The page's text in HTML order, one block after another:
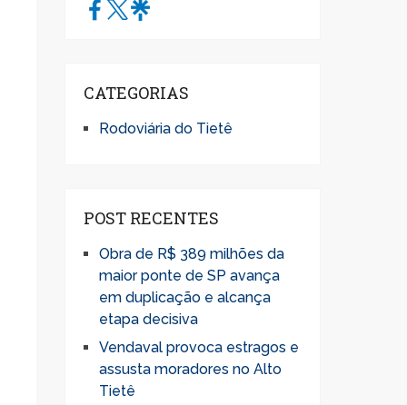
CATEGORIAS
Rodoviária do Tietê
POST RECENTES
Obra de R$ 389 milhões da
maior ponte de SP avança
em duplicação e alcança
etapa decisiva
Vendaval provoca estragos e
assusta moradores no Alto
Tietê